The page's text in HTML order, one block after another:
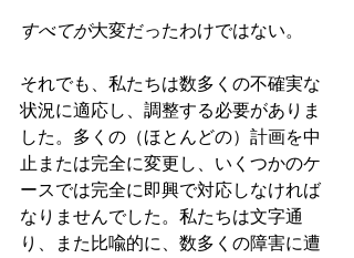
すべてが大変だったわけではない。
それでも、私たちは数多くの不確実な
状況に適応し、調整する必要がありま
した。多くの（ほとんどの）計画を中
止または完全に変更し、いくつかのケ
ースでは完全に即興で対応しなければ
なりませんでした。私たちは文字通
り、また比喩的に、数多くの障害に遭